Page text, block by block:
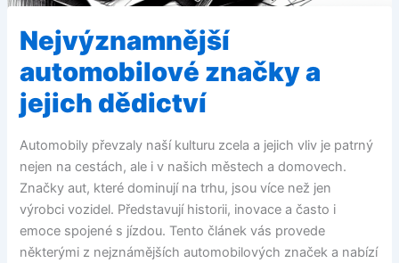
Nejvýznamnější
automobilové značky a
jejich dědictví
Automobily převzaly naší kulturu zcela a jejich vliv je patrný
nejen na cestách, ale i v našich městech a domovech.
Značky aut, které dominují na trhu, jsou více než jen
výrobci vozidel. Představují historii, inovace a často i
emoce spojené s jízdou. Tento článek vás provede
některými z nejznámějších automobilových značek a nabízí